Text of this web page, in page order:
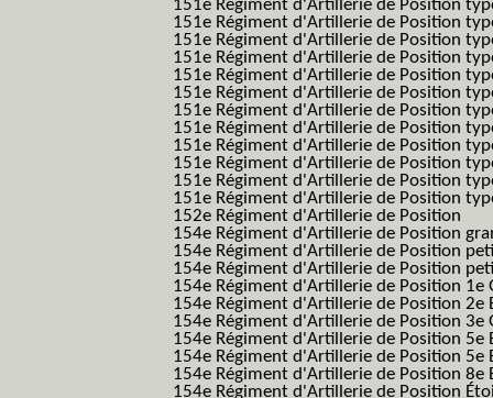
151e Régiment d'Artillerie de Position
151e Régiment d'Artillerie de Position
151e Régiment d'Artillerie de Position
151e Régiment d'Artillerie de Position
151e Régiment d'Artillerie de Position
151e Régiment d'Artillerie de Position
151e Régiment d'Artillerie de Position
151e Régiment d'Artillerie de Position
151e Régiment d'Artillerie de Position
151e Régiment d'Artillerie de Position
151e Régiment d'Artillerie de Position
151e Régiment d'Artillerie de Position
152e Régiment d'Artillerie de Position
154e Régiment d'Artillerie de Position
154e Régiment d'Artillerie de Position
154e Régiment d'Artillerie de Position
154e Régiment d'Artillerie de Position 1e
154e Régiment d'Artillerie de Position 2e
154e Régiment d'Artillerie de Position 3e
154e Régiment d'Artillerie de Position 5e
154e Régiment d'Artillerie de Position 5e
154e Régiment d'Artillerie de Position 8e
154e Régiment d'Artillerie de Position